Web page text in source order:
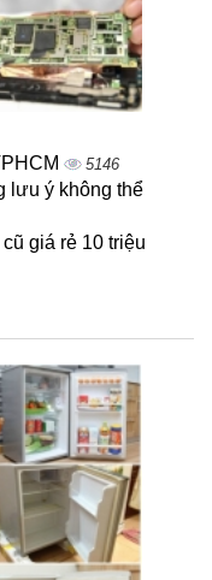
5146
lưu ý không thể
giá rẻ 10 triệu